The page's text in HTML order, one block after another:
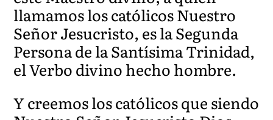
llamamos los católicos Nuestro
Señor Jesucristo, es la Segunda
Persona de la Santísima Trinidad,
el Verbo divino hecho hombre.
Y creemos los católicos que siendo